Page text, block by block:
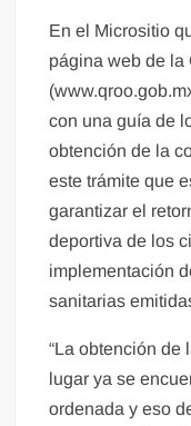
En el Micrositio
página web de la
con una guía de
obtención de la
este trámite que
garantizar el
deportiva de los
implementación
sanitarias
“La obtención de
lugar ya se
ordenada y eso